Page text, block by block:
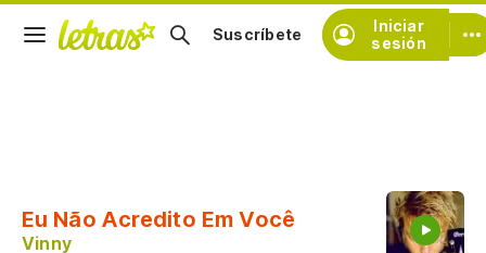
Iniciar
sesión
Suscríbete
Eu Não Acredito Em Você
Vinny
Practicar la pronunciación de